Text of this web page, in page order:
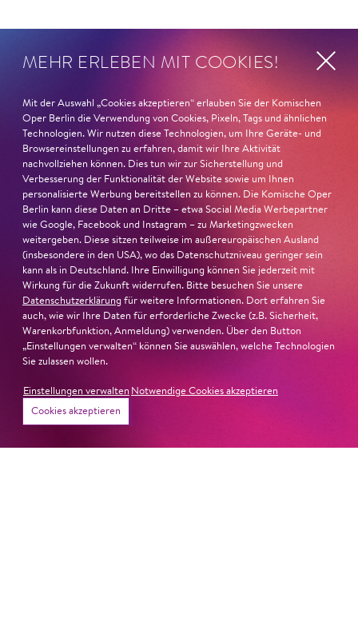
MEHR ERLEBEN MIT COOKIES!
Mit der Auswahl „Cookies akzeptieren“ erlauben Sie der Komischen
Oper Berlin die Verwendung von Cookies, Pixeln, Tags und ähnlichen
Technologien. Wir nutzen diese Technologien, um Ihre Geräte- und
Browsereinstellungen zu erfahren, damit wir Ihre Aktivität
nachvollziehen können. Dies tun wir zur Sicherstellung und
Verbesserung der Funktionalität der Website sowie um Ihnen
personalisierte Werbung bereitstellen zu können. Die Komische Oper
Berlin kann diese Daten an Dritte – etwa Social Media Werbepartner
wie Google, Facebook und Instagram – zu Marketingzwecken
weitergeben. Diese sitzen teilweise im außereuropäischen Ausland
(insbesondere in den USA), wo das Datenschutzniveau geringer sein
kann als in Deutschland. Ihre Einwilligung können Sie jederzeit mit
Wirkung für die Zukunft widerrufen. Bitte besuchen Sie unsere
Datenschutzerklärung für weitere Informationen. Dort erfahren Sie
auch, wie wir Ihre Daten für erforderliche Zwecke (z.B. Sicherheit,
Warenkorbfunktion, Anmeldung) verwenden. Über den Button
„Einstellungen verwalten“ können Sie auswählen, welche Technologien
Sie zulassen wollen.
Einstellungen verwalten Notwendige Cookies akzeptieren
Cookies akzeptieren